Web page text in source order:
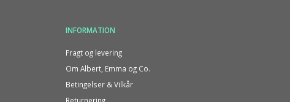
INFORMATION
Fragt og levering
Om Albert, Emma og Co.
Betingelser & Vilkår
Returnering